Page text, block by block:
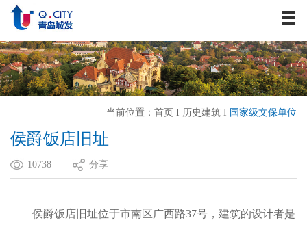
资讯中心
战略发展
业务板块
历史建筑
当前位置： 首页 I 历史建筑 I 国家级文保单位
侯爵饭店旧址
10738 分享
侯爵饭店旧址位于市南区广西路37号，建筑的设计者是